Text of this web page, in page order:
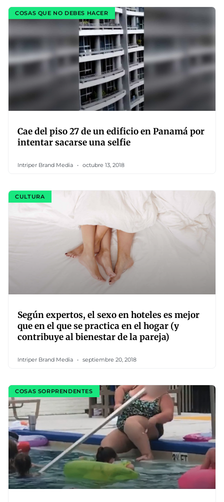
COSAS QUE NO DEBES HACER
Cae del piso 27 de un edificio en Panamá por
intentar sacarse una selfie
Intriper Brand Media octubre 13, 2018
CULTURA
Según expertos, el sexo en hoteles es mejor
que en el que se practica en el hogar (y
contribuye al bienestar de la pareja)
Intriper Brand Media septiembre 20, 2018
COSAS SORPRENDENTES